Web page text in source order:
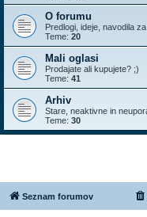
O forumu
Predlogi, ideje, navodila
Teme: 20
Mali oglasi
Prodajate ali kupujete? ;)
Teme: 41
Arhiv
Stare, neaktivne in
Teme: 30
Seznam forumov